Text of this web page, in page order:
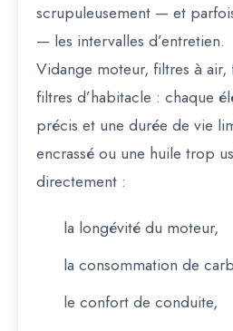
scrupuleusement — et
— les intervalles d’entretien.
Vidange moteur, filtres à
filtres d’habitacle : chaque
précis et une durée de vie
encrassé ou une huile trop
directement :
la longévité du moteur,
la consommation de
le confort de conduite,